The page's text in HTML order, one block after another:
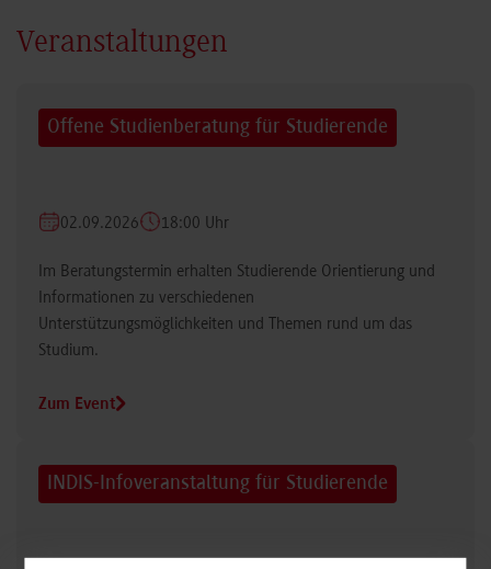
Veranstaltungen
Offene Studienberatung für Studierende
02.09.2026 18:00 Uhr
Im Beratungstermin erhalten Studierende Orientierung und
Informationen zu verschiedenen
Unterstützungsmöglichkeiten und Themen rund um das
Studium.
Zum Event
INDIS-Infoveranstaltung für Studierende